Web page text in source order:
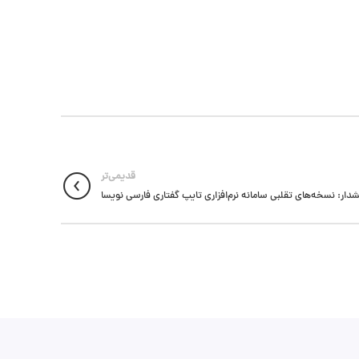
قدیمی‌تر
نسخه‌های تقلبی سامانه نرم‌افزاری تایپ گفتاری فارسی نویسا